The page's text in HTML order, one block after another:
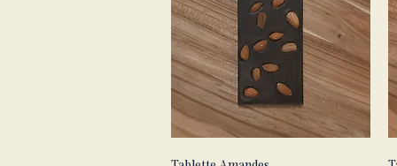
Aperçu rapide